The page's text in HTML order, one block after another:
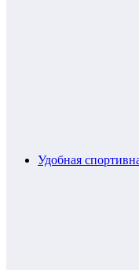
Удобная